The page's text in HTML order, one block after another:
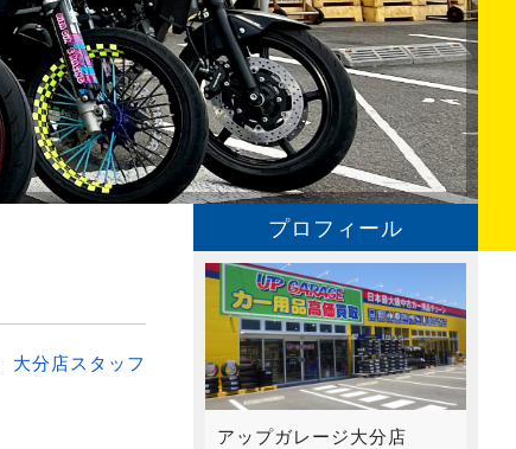
大分店スタッフ
プロフィール
アップガレージ大分店